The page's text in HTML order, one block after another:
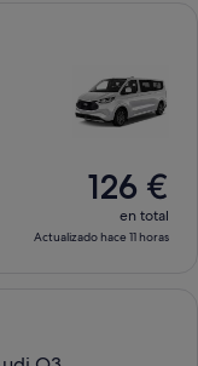
126 €
en total
Actualizado hace 11 horas